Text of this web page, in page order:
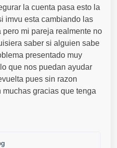
la cuenta pasa esto la
imvu esta cambiando las
mi pareja realmente no
saber si alguien sabe
presentado muy
que nos puedan ayudar
pues sin razon
gracias que tenga